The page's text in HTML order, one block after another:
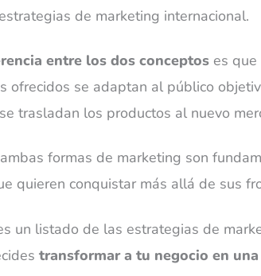
de marketing internacional.
entre los dos conceptos es
ofrecidos se adaptan al público
trasladan los productos al nuevo
formas de marketing son
quieren conquistar más allá de sus
un listado de las estrategias de
transformar a tu negocio en